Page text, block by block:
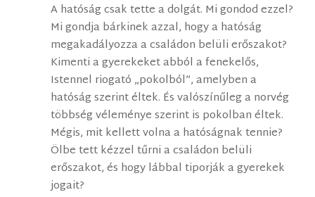
A hatóság csak tette a dolgát. Mi gondod ezzel?
Mi gondja bárkinek azzal, hogy a hatóság
megakadályozza a családon belüli erőszakot?
Kimenti a gyerekeket abból a fenekelős,
Istennel riogató „pokolból”, amelyben a
hatóság szerint éltek. És valószínűleg a norvég
többség véleménye szerint is pokolban éltek.
Mégis, mit kellett volna a hatóságnak tennie?
Ölbe tett kézzel tűrni a családon belüli
erőszakot, és hogy lábbal tiporják a gyerekek
jogait?